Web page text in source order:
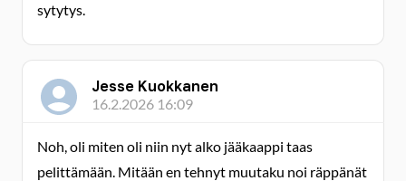
sytytys.
Jesse Kuokkanen
16.2.2026 16:09
Noh, oli miten oli niin nyt alko jääkaappi taas
pelittämään. Mitään en tehnyt muutaku noi räppänät